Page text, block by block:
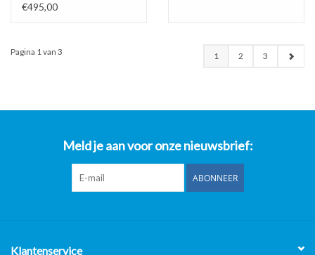
€495,00
Pagina 1 van 3 1 2 3
Meld je aan voor onze nieuwsbrief:
ABONNEER
Klantenservice